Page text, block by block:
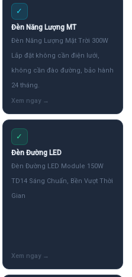
✓
Đèn Năng Lượng MT
Đèn Năng Lượng Mặt Trời 300W
Lắp đặt không cần điện lưới,
không cần đào đường, bảo hành
24 tháng.
✓
Đèn Đường LED
Đèn Đường LED Module 150W
TD14 Sáng Chuẩn, Bền Vượt Thời
Gian